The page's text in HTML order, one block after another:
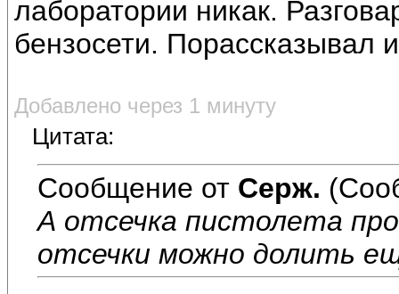
лаборатории никак.
бензосети. Порассказывал
Добавлено через 1 минуту
Цитата:
Сообщение от Серж.
А отсечка пистолета
отсечки можно долить